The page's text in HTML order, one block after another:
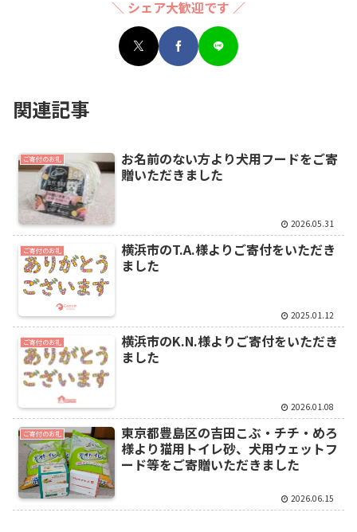
＼ シェア大歓迎です ／
関連記事
ご寄付のお礼
お名前のない方より犬用フードをご寄
贈いただきました
2026.05.31
ご寄付のお礼
横浜市のT.A.様よりご寄付をいただき
ました
2025.01.12
ご寄付のお礼
横浜市のK.N.様よりご寄付をいただき
ました
2026.01.08
ご寄付のお礼
東京都豊島区の吉田こぶ・チチ・めろ
様より猫用トイレ砂、犬用ウェットフ
ード等をご寄贈いただきました
2026.06.15